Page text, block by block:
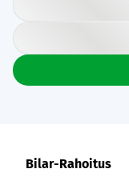
Bilar-Rahoitus